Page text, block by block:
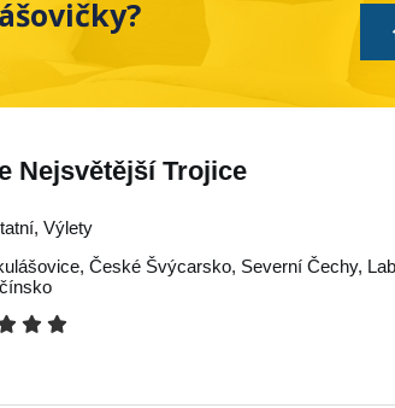
Nejsvětější Trojice
Výlety
,České Švýcarsko, Severní Čechy,